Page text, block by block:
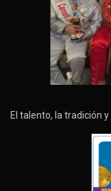
El talento, la tradición